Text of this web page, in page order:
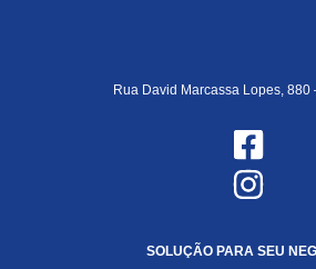
Rua David Marcassa Lopes, 880
SOLUÇÃO PARA SEU